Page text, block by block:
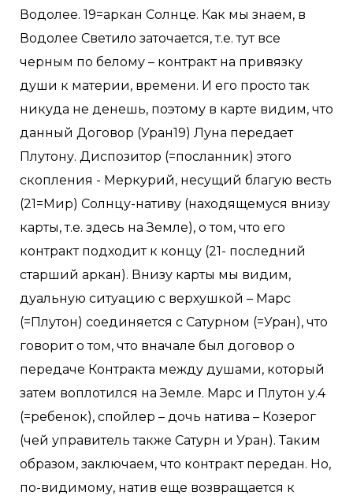
Водолее. 19=аркан Солнце. Как мы знаем, в
Водолее Светило заточается, т.е. тут все
черным по белому – контракт на привязку
души к материи, времени. И его просто так
никуда не денешь, поэтому в карте видим, что
данный Договор (Уран19) Луна передает
Плутону. Диспозитор (=посланник) этого
скопления - Меркурий, несущий благую весть
(21=Мир) Солнцу-нативу (находящемуся внизу
карты, т.е. здесь на Земле), о том, что его
контракт подходит к концу (21- последний
старший аркан). Внизу карты мы видим,
дуальную ситуацию с верхушкой – Марс
(=Плутон) соединяется с Сатурном (=Уран), что
говорит о том, что вначале был договор о
передаче Контракта между душами, который
затем воплотился на Земле. Марс и Плутон у.4
(=ребенок), спойлер – дочь натива – Козерог
(чей управитель также Сатурн и Уран). Таким
образом, заключаем, что контракт передан. Но,
по-видимому, натив еще возвращается к